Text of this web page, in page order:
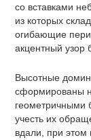
со вставками
из которых
огибающие
акцентный узор
Высотные
сформированы
геометричными
учесть их
вдали, при этом